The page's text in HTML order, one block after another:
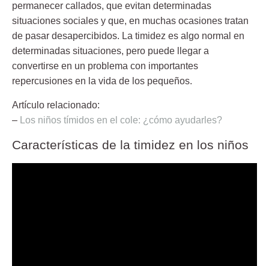
permanecer callados, que evitan determinadas
situaciones sociales y que, en muchas ocasiones tratan
de pasar desapercibidos. La timidez es algo normal en
determinadas situaciones, pero puede llegar a
convertirse en un problema con importantes
repercusiones en la vida de los pequeños.
Artículo relacionado:
–
Los niños tímidos en el cole: ¿cómo ayudarles?
Características de la timidez en los niños